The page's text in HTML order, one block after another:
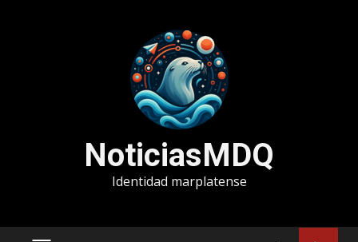
NoticiasMDQ
Identidad marplatense